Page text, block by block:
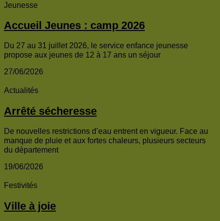
Jeunesse
Accueil Jeunes : camp 2026
Du 27 au 31 juillet 2026, le service enfance jeunesse
propose aux jeunes de 12 à 17 ans un séjour
27/06/2026
Actualités
Arrêté sécheresse
De nouvelles restrictions d’eau entrent en vigueur. Face au
manque de pluie et aux fortes chaleurs, plusieurs secteurs
du département
19/06/2026
Festivités
Ville à joie